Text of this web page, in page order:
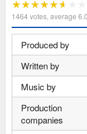
1464 votes, average 6.0
Produced by
Written by
Music by
Production
companies